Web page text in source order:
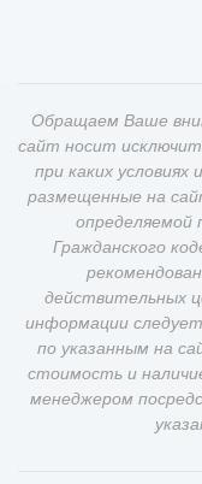
Обращаем Ваше
сайт носит
при каких
размещенные на
Гражданского
действительных
информации
по указанным на
стоимость и
менеджером